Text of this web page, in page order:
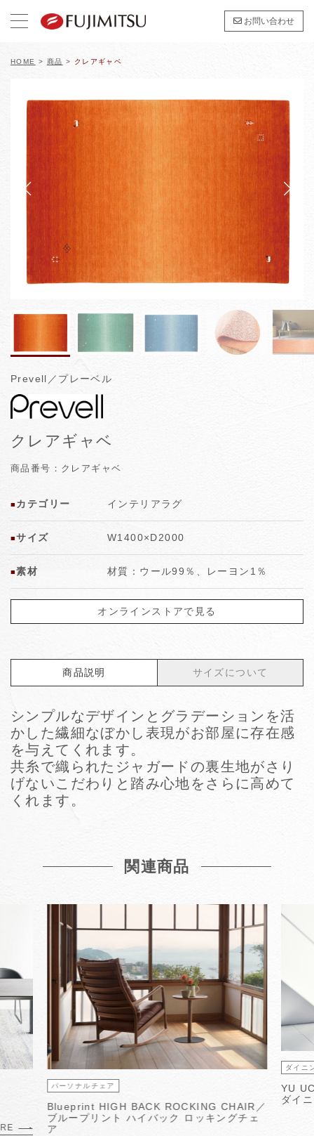
お問い合わせ
HOME > 商品 > クレアギャベ
Prevell／プレーベル
クレアギャベ
商品番号：クレアギャベ
■ カテゴリー インテリアラグ
■サイズ W1400×D2000
■素材 材質：ウール99％、レーヨン1％
オンラインストアで見る
商品説明 サイズについて
シンプルなデザインとグラデーションを活
かした繊細なぼかし表現がお部屋に存在感
を与えてくれます。
共糸で織られたジャガードの裏生地がさり
げないこだわりと踏み心地をさらに高めて
くれます。
関連商品
パーソナルチェア
Blueprint HIGH BACK ROCKING CHAIR／
ブループリント ハイバック ロッキングチェ
ア
ダイニ
YU
ダイ